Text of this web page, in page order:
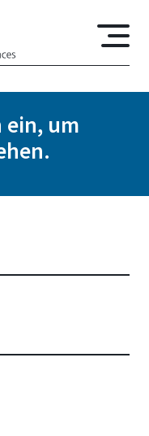
ein, um